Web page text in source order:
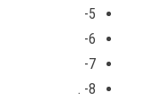
5-
6-
7-
8- .